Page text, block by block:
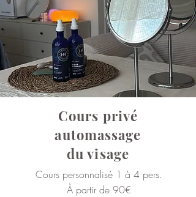
Cours privé
automassage
du visage
Cours personnalisé 1 à 4 pers.
À partir de 90€